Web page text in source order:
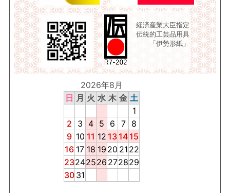
経済産業大臣指定
伝統的工芸品用具
「伊勢形紙」
2026年8月
日 月 火 水 木 金 土
1
2
3 4 5 6 7
8
9 10 11 12 13 14 15
16 17 18 19 20 21 22
23242526 272829
30 31